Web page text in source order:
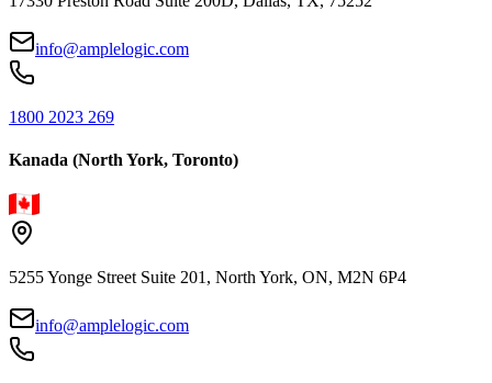
info@amplelogic.com
1800 2023 269
Kanada (North York, Toronto)
5255 Yonge Street Suite 201, North York, ON, M2N 6P4
info@amplelogic.com